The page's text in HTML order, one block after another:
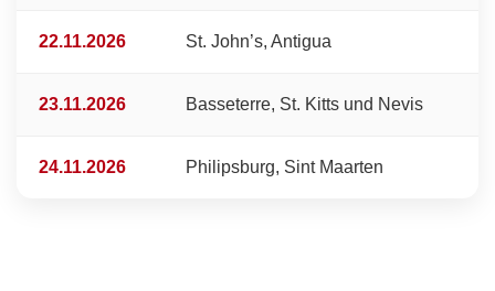
22.11.2026 St. John’s, Antigua
23.11.2026 Basseterre, St. Kitts und Nevis
24.11.2026 Philipsburg, Sint Maarten